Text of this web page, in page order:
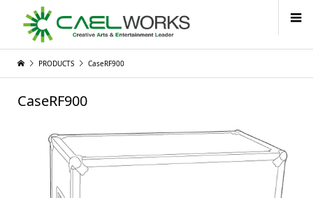
PRODUCTS CaseRF900
CaseRF900